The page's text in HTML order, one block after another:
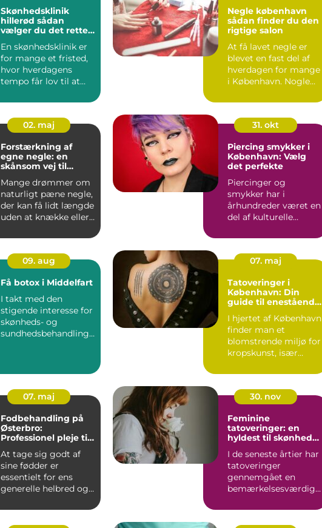
Skønhedsklinik
hillerød sådan
vælger du det rette
En skønhedsklinik er
for mange et fristed,
hvor hverdagens
tempo får lov til at
Negle københavn
sådan finder du den
rigtige salon
At få lavet negle er
blevet en fast del af
hverdagen for mange
i København. Nogle
02. maj
Forstærkning af
egne negle: en
skånsom vej til
Mange drømmer om
naturligt pæne negle,
der kan få lidt længde
uden at knække eller
31. okt
Piercing smykker i
København: Vælg
det perfekte
Piercinger og
smykker har i
århundreder været en
del af kulturelle
09. aug
Få botox i Middelfart
I takt med den
stigende interesse for
skønheds- og
sundhedsbehandlinge
07. maj
Tatoveringer i
København: Din
guide til enestående
I hjertet af København
finder man et
blomstrende miljø for
kropskunst, især
07. maj
Fodbehandling på
Østerbro:
Professionel pleje til
At tage sig godt af
sine fødder er
essentielt for ens
generelle helbred og
30. nov
Feminine
tatoveringer: en
hyldest til skønhed
I de seneste årtier har
tatoveringer
gennemgået en
bemærkelsesværdig